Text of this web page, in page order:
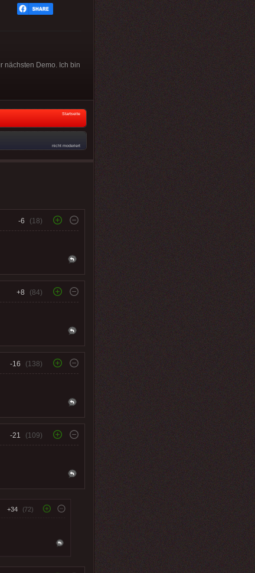
nächsten Demo. Ich bin
Startseite
nicht moderiert
-6 (18)
+8 (84)
-16 (138)
-21 (109)
+34 (72)